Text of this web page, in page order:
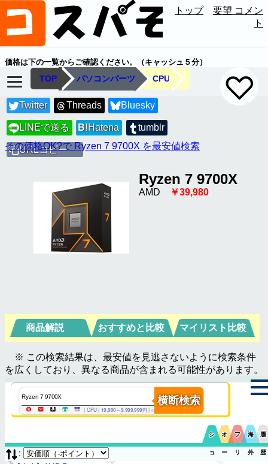
トップ
要望 コメン
ト
価格は下の一覧からご確認ください。（キャッシュ５分）
TOP パソコンパーツ CPU
Twitter Threads Bluesky
LINE LINEで送る B!Hatena tumblr
URLコピー
その価格OK?で Ryzen 7 9700X を最安値検索
Ryzen 7 9700X
AMD ￥39,980
商品解説 おすすめと比較 マイリスト比較
※ この検索結果は、最安値を見逃さないように検索条件
を広くしており、異なる商品が含まれる可能性があります。